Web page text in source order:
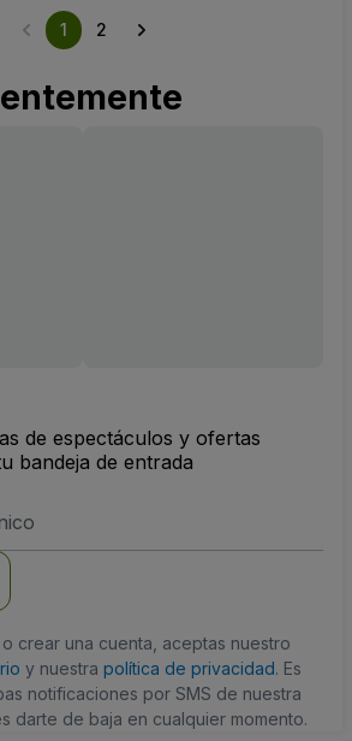
1 2
de espectáculos y ofertas
bandeja de entrada
crear una cuenta, aceptas nuestro
y nuestra política de privacidad. Es
notificaciones por SMS de nuestra
darte de baja en cualquier momento.